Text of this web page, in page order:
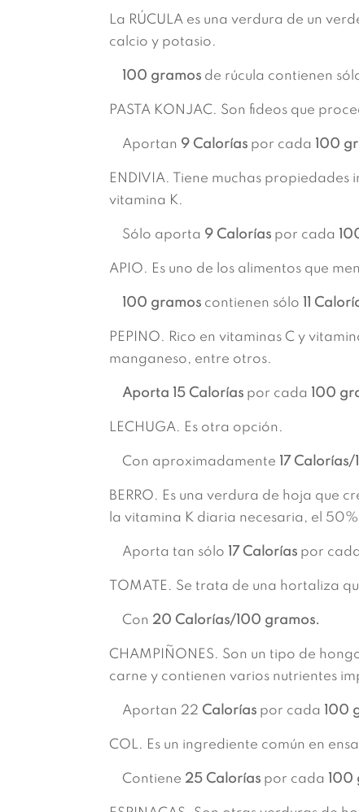
La RÚCULA es una verdura de un
calcio y potasio.
100 gramos de rúcula contienen
PASTA KONJAC. Son fideos que
Aportan 9 Calorías por cada 100
ENDIVIA. Tiene muchas
vitamina K.
Sólo aporta 9 Calorías por cada
APIO. Es uno de los alimentos que
100 gramos contienen sólo 11
PEPINO. Rico en vitaminas C y
manganeso, entre otros.
Aporta 15 Calorías por cada 100
LECHUGA. Es otra opción.
Con aproximadamente 17
BERRO. Es una verdura de hoja que
la vitamina K diaria necesaria, el
Aporta tan sólo 17 Calorías por
TOMATE. Se trata de una hortaliza
Con 20 Calorías/100 gramos.
CHAMPIÑONES. Son un tipo de
carne y contienen varios nutrientes
Aportan 22 Calorías por cada 100
COL. Es un ingrediente común en
Contiene 25 Calorías por cada 100